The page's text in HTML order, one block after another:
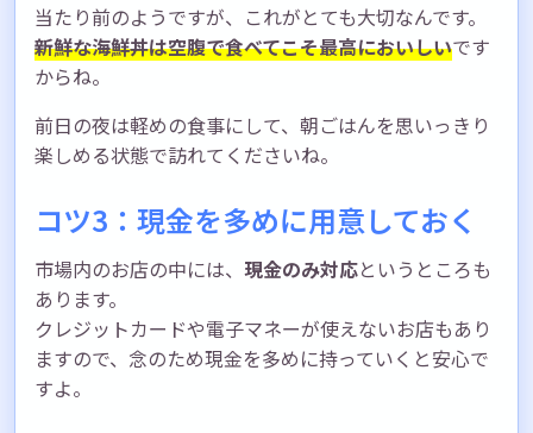
当たり前のようですが、これがとても大切なんです。
新鮮な海鮮丼は空腹で食べてこそ最高においしいです
からね。
前日の夜は軽めの食事にして、朝ごはんを思いっきり
楽しめる状態で訪れてくださいね。
コツ3：現金を多めに用意しておく
市場内のお店の中には、 現金のみ対応というところも
あります。
クレジットカードや電子マネーが使えないお店もあり
ますので、念のため現金を多めに持っていくと安心で
すよ。